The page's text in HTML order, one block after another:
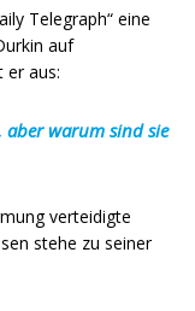
Telegraph“ eine
auf
er aus:
aber warum sind sie
verteidigte
stehe zu seiner